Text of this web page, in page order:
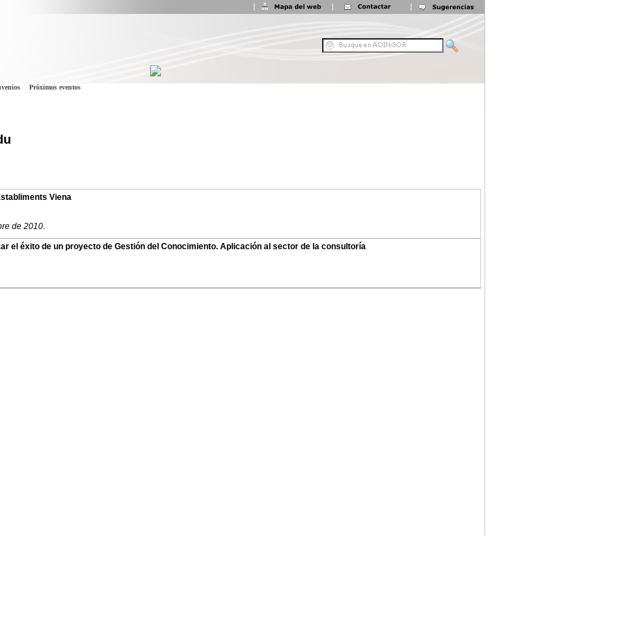
Próximos eventos
Viena
de 2010.
el éxito de un proyecto de Gestión del Conocimiento. Aplicación al sector de la consultoría